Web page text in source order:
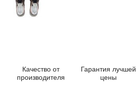
Качество от
производителя
Гарантия лучшей
цены